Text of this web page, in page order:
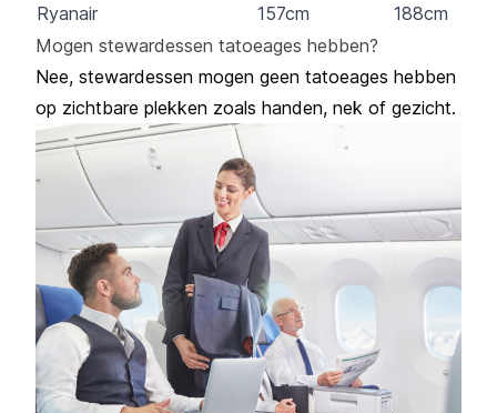
Ryanair
157cm
188cm
Mogen stewardessen tatoeages hebben?
Nee, stewardessen mogen geen tatoeages hebben
op zichtbare plekken zoals handen, nek of gezicht.